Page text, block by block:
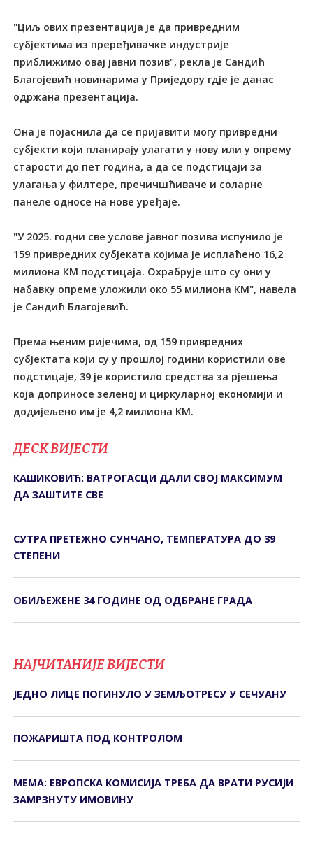
"Циљ ових презентација је да привредним
субјектима из преређивачке индустрије
приближимо овај јавни позив", рекла је Сандић
Благојевић новинарима у Приједору гдје је данас
одржана презентација.
Она је појаснила да се пријавити могу привредни
субјекти који планирају улагати у нову или у опрему
старости до пет година, а да се подстицаји за
улагања у филтере, пречичшћиваче и соларне
панеле односе на нове уређаје.
"У 2025. годни све услове јавног позива испунило је
159 привредних субјеката којима је исплаћено 16,2
милиона КМ подстицаја. Охрабрује што су они у
набавку опреме уложили око 55 милиона КМ", навела
је Сандић Благојевић.
Према њеним ријечима, од 159 привредних
субјектата који су у прошлој години користили ове
подстицаје, 39 је користило средства за рјешења
која доприносе зеленој и циркуларној економији и
додијељено им је 4,2 милиона КМ.
ДЕСК ВИЈЕСТИ
КАШИКОВИЋ: ВАТРОГАСЦИ ДАЛИ СВОЈ МАКСИМУМ
ДА ЗАШТИТЕ СВЕ
СУТРА ПРЕТЕЖНО СУНЧАНО, ТЕМПЕРАТУРА ДО 39
СТЕПЕНИ
ОБИЉЕЖЕНЕ 34 ГОДИНЕ ОД ОДБРАНЕ ГРАДА
НАЈЧИТАНИЈЕ ВИЈЕСТИ
ЈЕДНО ЛИЦЕ ПОГИНУЛО У ЗЕМЉОТРЕСУ У СЕЧУАНУ
ПОЖАРИШТА ПОД КОНTРОЛОМ
МЕМА: ЕВРОПСКА КОМИСИЈА ТРЕБА ДА ВРАТИ РУСИЈИ
ЗАМРЗНУТУ ИМОВИНУ